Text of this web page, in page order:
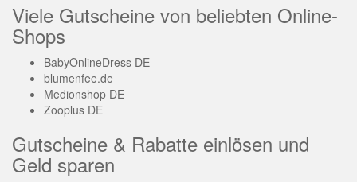
Viele Gutscheine von beliebten Online-
Shops
BabyOnlineDress DE
blumenfee.de
Medionshop DE
Zooplus DE
Gutscheine & Rabatte einlösen und
Geld sparen